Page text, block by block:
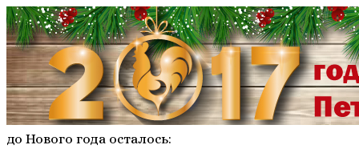
до Нового года осталось: